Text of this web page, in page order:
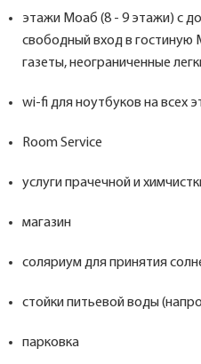
этажи Моаб (8 - 9 этажи) с
свободный вход в гостиную
газеты, неограниченные
wi-fi для ноутбуков на всех
Room Service
услуги прачечной и
магазин
соляриум для принятия
стойки питьевой воды
парковка